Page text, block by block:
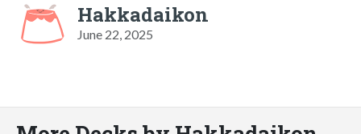
Hakkadaikon
June 22, 2025